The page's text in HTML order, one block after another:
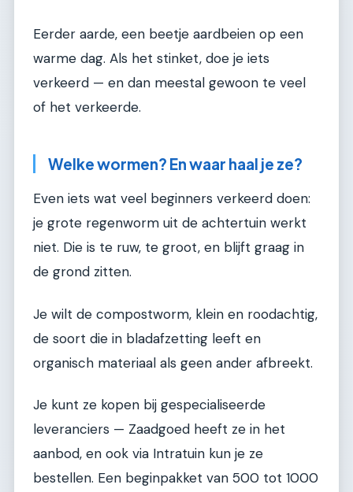
Eerder aarde, een beetje aardbeien op een
warme dag. Als het stinket, doe je iets
verkeerd — en dan meestal gewoon te veel
of het verkeerde.
Welke wormen? En waar haal je ze?
Even iets wat veel beginners verkeerd doen:
je grote regenworm uit de achtertuin werkt
niet. Die is te ruw, te groot, en blijft graag in
de grond zitten.
Je wilt de compostworm, klein en roodachtig,
de soort die in bladafzetting leeft en
organisch materiaal als geen ander afbreekt.
Je kunt ze kopen bij gespecialiseerde
leveranciers — Zaadgoed heeft ze in het
aanbod, en ook via Intratuin kun je ze
bestellen. Een beginpakket van 500 tot 1000